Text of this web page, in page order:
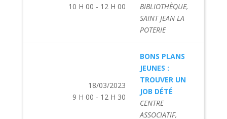
10 H 00 - 12 H 00
BIBLIOTHÈQUE,
SAINT JEAN LA
POTERIE
18/03/2023
9 H 00 - 12 H 30
BONS PLANS
JEUNES :
TROUVER UN
JOB DÉTÉ
CENTRE
ASSOCIATIF,